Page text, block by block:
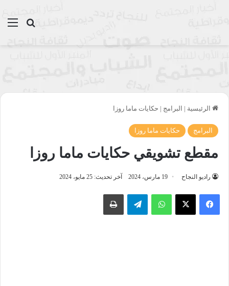
بحث
الرئيسية | البرامج | حكايات ماما روزا
البرامج حكايات ماما روزا
مقطع تشويقي حكايات ماما روزا
راديو النجاح 19 مارس، 2024 آخر تحديث: 25 مايو، 2024
واتساب تيلقرام طباعة